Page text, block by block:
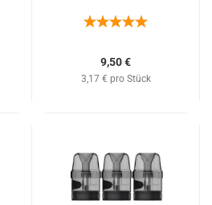
9,50 €
3,17 € pro Stück